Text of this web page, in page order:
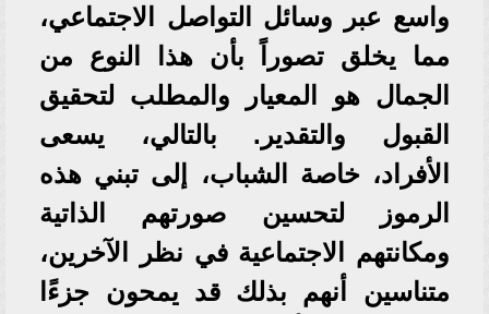
واسع عبر وسائل التواصل الاجتماعي،
مما يخلق تصوراً بأن هذا النوع من
الجمال هو المعيار والمطلب لتحقيق
القبول والتقدير. بالتالي، يسعى
الأفراد، خاصة الشباب، إلى تبني هذه
الرموز لتحسين صورتهم الذاتية
ومكانتهم الاجتماعية في نظر الآخرين،
متناسين أنهم بذلك قد يمحون جزءًا